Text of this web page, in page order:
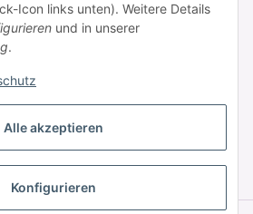
Icon links unten). Weitere Details
und in unserer
.
Alle akzeptieren
Konfigurieren